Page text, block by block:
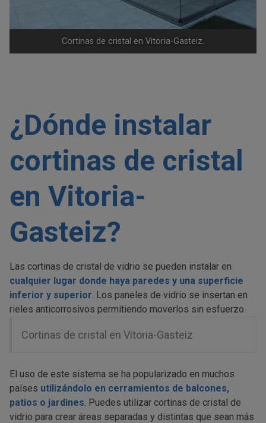
Cortinas de cristal en Vitoria-Gasteiz.
¿Dónde instalar
cortinas de cristal
en Vitoria-
Gasteiz?
Las cortinas de cristal de vidrio se pueden instalar en
cualquier lugar donde haya paredes y una superficie
inferior y superior . Los paneles de vidrio se insertan en
rieles anticorrosivos permitiendo moverlos sin esfuerzo.
Cortinas de cristal en Vitoria-Gasteiz
El uso de este sistema se ha popularizado en muchos
países utilizándolo en cerramientos de balcones,
patios o jardines . Puedes utilizar cortinas de cristal de
vidrio para crear áreas separadas y distintas que sean más